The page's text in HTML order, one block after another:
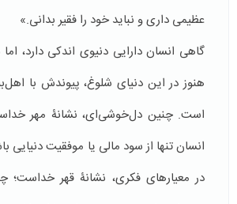
عظیمی داری و نباید خود را فقیر بدانی.»
گاهی انسان دارایی دنیوی اندکی دارد،
هنوز در این دنیای شلوغ، پیوندش با
است. چنین دل‌خوشی‌ای، نشانۀ مهر
انسان تنها از سود مالی یا موفقیت دنیایی
در معیارهای فکری، نشانۀ قهر خداست؛